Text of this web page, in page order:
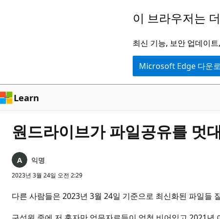
로
건
너
뛰
기
이 브라우저는
최신 기능, 보안 업데이
Microsoft Edge 다운
Learn
원드라이브가 파일공유를 멋
익명
2023년 3월 24일 오전 2:29
다른 사람들은 2023년 3월 24일 기준으로 최신화된 파일들